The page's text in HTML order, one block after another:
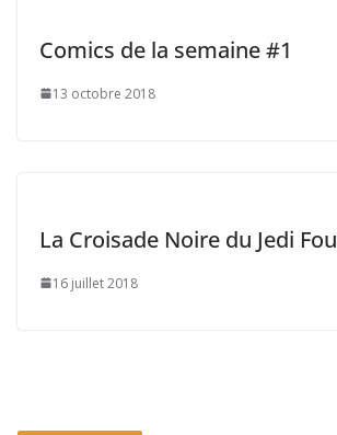
Comics de la semaine #1
13 octobre 2018
La Croisade Noire du Jedi Fou
16 juillet 2018